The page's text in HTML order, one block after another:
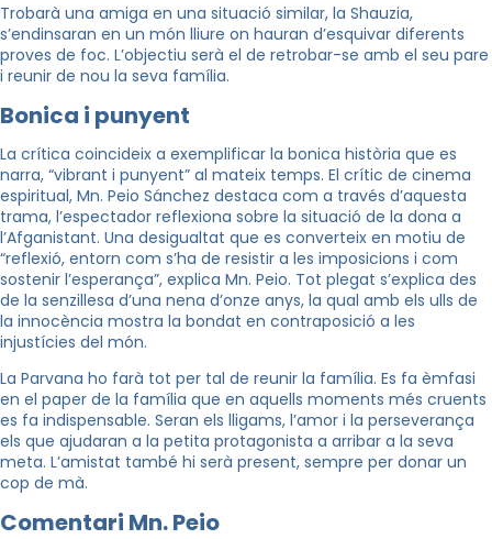
Trobarà una amiga en una situació similar, la Shauzia,
s’endinsaran en un món lliure on hauran d’esquivar diferents
proves de foc. L’objectiu serà el de retrobar-se amb el seu pare
i reunir de nou la seva família.
Bonica i punyent
La crítica coincideix a exemplificar la bonica història que es
narra, “vibrant i punyent” al mateix temps. El crític de cinema
espiritual, Mn. Peio Sánchez destaca com a través d’aquesta
trama, l’espectador reflexiona sobre la situació de la dona a
l’Afganistant. Una desigualtat que es converteix en motiu de
“reflexió, entorn com s’ha de resistir a les imposicions i com
sostenir l’esperança”, explica Mn. Peio. Tot plegat s’explica des
de la senzillesa d’una nena d’onze anys, la qual amb els ulls de
la innocència mostra la bondat en contraposició a les
injustícies del món.
La Parvana ho farà tot per tal de reunir la família. Es fa èmfasi
en el paper de la família que en aquells moments més cruents
es fa indispensable. Seran els lligams, l’amor i la perseverança
els que ajudaran a la petita protagonista a arribar a la seva
meta. L’amistat també hi serà present, sempre per donar un
cop de mà.
Comentari Mn. Peio